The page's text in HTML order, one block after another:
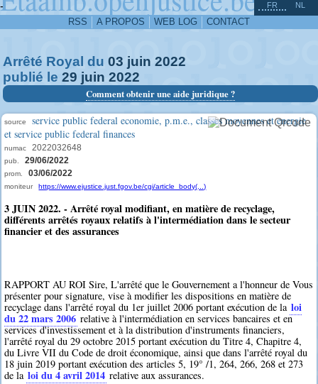
-
RSS A PROPOS WEB LOG CONTACT
FR NL
Arrêté Royal du 03 juin 2022
publié le 29 juin 2022
Comment obtenir une aide juridique ?
source
service public federal economie, p.m.e., classes moyennes et energie
et service public federal finances
numac 2022032648
pub. 29/06/2022
prom. 03/06/2022
moniteur https://www.ejustice.just.fgov.be/cgi/article_body(...)
3 JUIN 2022. - Arrêté royal modifiant, en matière de recyclage,
différents arrêtés royaux relatifs à l'intermédiation dans le secteur
financier et des assurances
RAPPORT AU ROI Sire, L'arrêté que le Gouvernement a l'honneur de Vous
présenter pour signature, vise à modifier les dispositions en matière de
recyclage dans l'arrêté royal du 1er juillet 2006 portant exécution de la loi
du 22 mars 2006 relative à l'intermédiation en services bancaires et en
services d'investissement et à la distribution d'instruments financiers,
l'arrêté royal du 29 octobre 2015 portant exécution du Titre 4, Chapitre 4,
du Livre VII du Code de droit économique, ainsi que dans l'arrêté royal du
18 juin 2019 portant exécution des articles 5, 19° /1, 264, 266, 268 et 273
de la loi du 4 avril 2014 relative aux assurances.
^